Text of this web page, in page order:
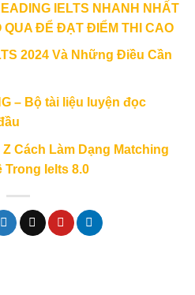
IELTS NHANH NHẤT
QUA ĐỂ ĐẠT ĐIỂM THI CAO
2024 Và Những Điều Cần
– Bộ tài liệu luyện đọc
Cách Làm Dạng Matching
Trong Ielts 8.0